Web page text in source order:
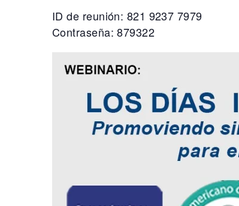
ID de reunión: 821 9237 7979
Contraseña: 879322